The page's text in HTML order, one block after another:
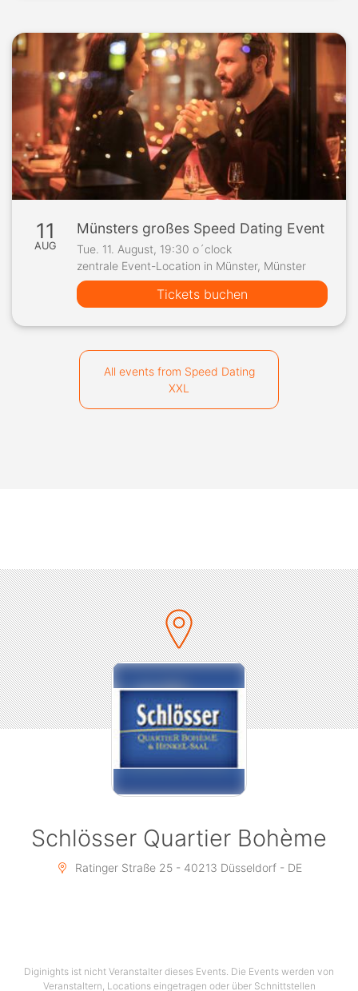
11
AUG
Münsters großes Speed Dating Event
Tue. 11. August, 19:30 o´clock
zentrale Event-Location in Münster, Münster
Tickets buchen
All events from Speed Dating
XXL
Schlösser Quartier Bohème
Ratinger Straße 25 - 40213 Düsseldorf - DE
Diginights ist nicht Veranstalter dieses Events. Die Events werden von
Veranstaltern, Locations eingetragen oder über Schnittstellen